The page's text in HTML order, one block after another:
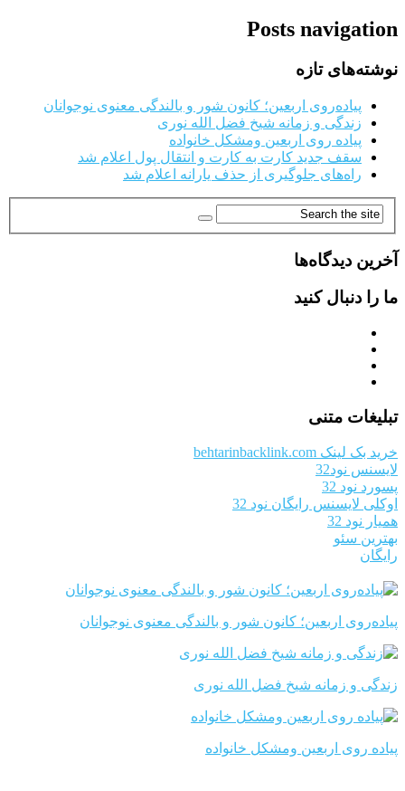
Posts navigation
نوشته‌های تازه
پیاده‌روی اربعین؛ کانون شور و بالندگی معنوی نوجوانان
زندگی و زمانه شیخ فضل الله نوری
پیاده روی اربعین ومشکل خانواده
سقف جدید کارت به کارت و انتقال پول اعلام شد
راه‌های جلوگیری از حذف یارانه اعلام شد
آخرین دیدگاه‌ها
ما را دنبال کنید
تبلیغات متنی
خرید بک لینک behtarinbacklink.com
لایسنس نود32
پسورد نود 32
اوکلی لایسنس رایگان نود 32
همیار نود 32
بهترین سئو
رایگان
پیاده‌روی اربعین؛ کانون شور و بالندگی معنوی نوجوانان
زندگی و زمانه شیخ فضل الله نوری
پیاده روی اربعین ومشکل خانواده